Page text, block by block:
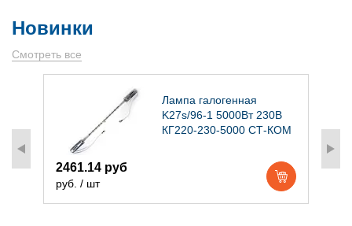
Новинки
Смотреть все
Лампа галогенная
K27s/96-1 5000Вт 230В
КГ220-230-5000 СТ-КОМ
2461.14 руб
руб. / шт